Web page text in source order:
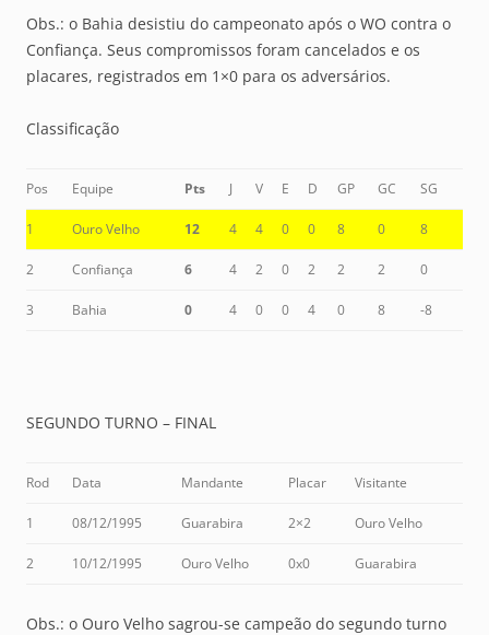
Obs.: o Bahia desistiu do campeonato após o WO contra o
Confiança. Seus compromissos foram cancelados e os
placares, registrados em 1×0 para os adversários.
Classificação
Pos Equipe Pts J V E D GP GC SG
1 Ouro Velho 12 4 4 0 0 8 0 8
2 Confiança 6 4 2 0 2 2 2 0
3 Bahia 0 4 0 0 4 0 8 -8
SEGUNDO TURNO – FINAL
Rod Data Mandante Placar Visitante
1 08/12/1995 Guarabira 2×2 Ouro Velho
2 10/12/1995 Ouro Velho 0x0 Guarabira
Obs.: o Ouro Velho sagrou-se campeão do segundo turno